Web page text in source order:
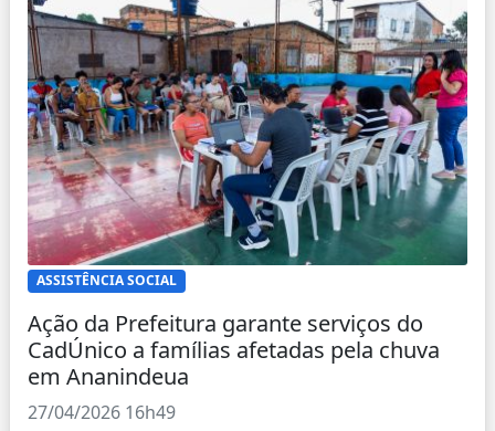
ASSISTÊNCIA SOCIAL
Ação da Prefeitura garante serviços do
CadÚnico a famílias afetadas pela chuva
em Ananindeua
27/04/2026 16h49